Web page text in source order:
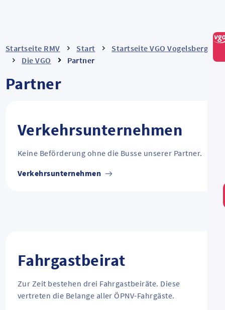
Startseite RMV Start
Startseite VGO Vogelsberg
Die VGO
Partner
Partner
Verkehrsunternehmen
Keine Beförderung ohne die Busse unserer Partner.
Verkehrsunternehmen
Fahrgastbeirat
Zur Zeit bestehen drei Fahrgastbeiräte. Diese
vertreten die Belange aller ÖPNV-Fahrgäste.